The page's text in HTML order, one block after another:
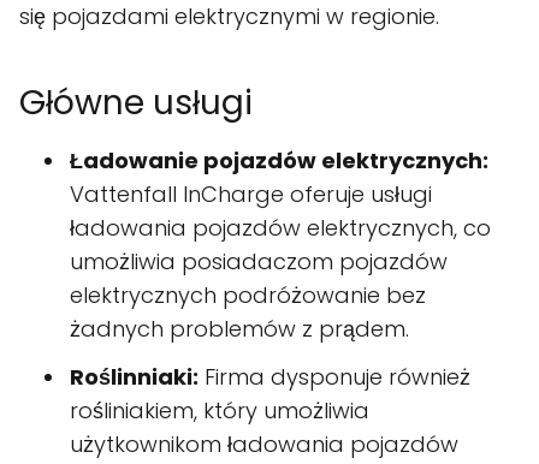
się pojazdami elektrycznymi w regionie.
Główne usługi
Ładowanie pojazdów elektrycznych:
Vattenfall InCharge oferuje usługi
ładowania pojazdów elektrycznych, co
umożliwia posiadaczom pojazdów
elektrycznych podróżowanie bez
żadnych problemów z prądem.
Roślinniaki: Firma dysponuje również
rośliniakiem, który umożliwia
użytkownikom ładowania pojazdów